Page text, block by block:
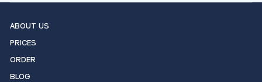
ABOUT US
PRICES
ORDER
BLOG